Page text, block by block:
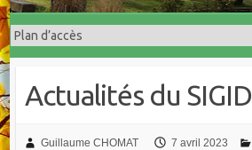
Actualités du
Guillaume CHOMAT 7 avril 2023